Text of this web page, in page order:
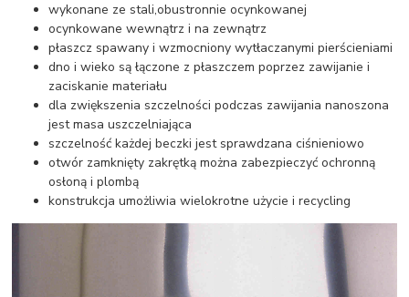
wykonane ze stali,obustronnie ocynkowanej
ocynkowane wewnątrz i na zewnątrz
płaszcz spawany i wzmocniony wytłaczanymi pierścieniami
dno i wieko są łączone z płaszczem poprzez zawijanie i
zaciskanie materiału
dla zwiększenia szczelności podczas zawijania nanoszona
jest masa uszczelniająca
szczelność każdej beczki jest sprawdzana ciśnieniowo
otwór zamknięty zakrętką można zabezpieczyć ochronną
osłoną i plombą
konstrukcja umożliwia wielokrotne użycie i recycling